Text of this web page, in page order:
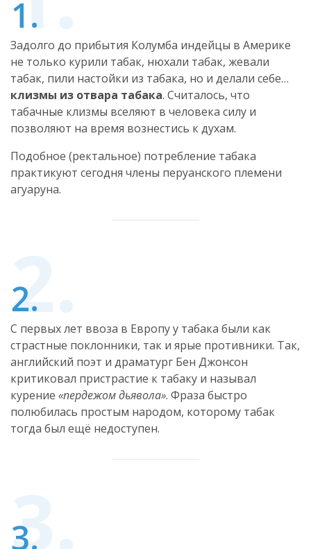
Задолго до прибытия Колумба индейцы в Америке
не только курили табак, нюхали табак, жевали
табак, пили настойки из табака, но и делали себе…
клизмы из отвара табака. Считалось, что
табачные клизмы вселяют в человека силу и
позволяют на время вознестись к духам.
Подобное (ректальное) потребление табака
практикуют сегодня члены перуанского племени
агуаруна.
С первых лет ввоза в Европу у табака были как
страстные поклонники, так и ярые противники. Так,
английский поэт и драматург Бен Джонсон
критиковал пристрастие к табаку и называл
курение «пердежом дьявола». Фраза быстро
полюбилась простым народом, которому табак
тогда был ещё недоступен.